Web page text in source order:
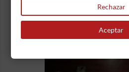
Rechazar
Aceptar